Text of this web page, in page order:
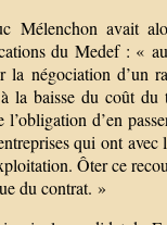
Mélenchon avait
du Medef : «
la négociation d’un
la baisse du coût
l’obligation d’en
qui ont
Ôter ce
du contrat. »